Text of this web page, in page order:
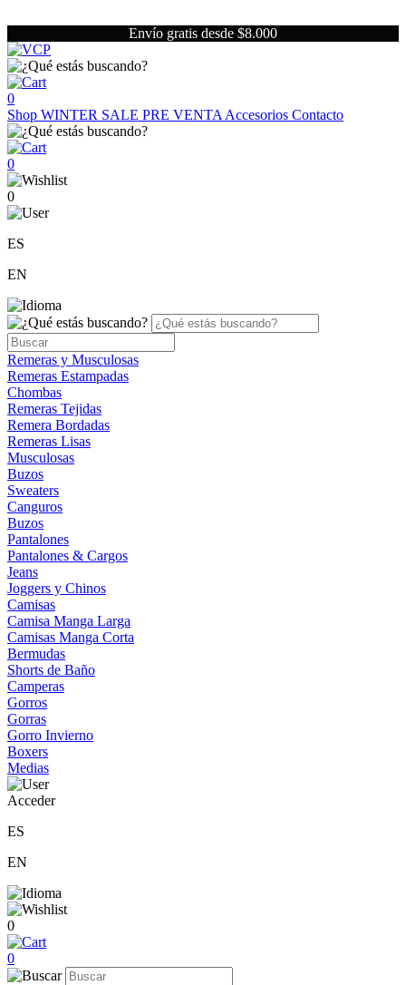
Envío gratis desde $8.000
0
Shop WINTER SALE PRE VENTA Accesorios Contacto
0
0
ES
EN
Remeras y Musculosas
Remeras Estampadas
Chombas
Remeras Tejidas
Remera Bordadas
Remeras Lisas
Musculosas
Buzos
Sweaters
Canguros
Buzos
Pantalones
Pantalones & Cargos
Jeans
Joggers y Chinos
Camisas
Camisa Manga Larga
Camisas Manga Corta
Bermudas
Shorts de Baño
Camperas
Gorros
Gorras
Gorro Invierno
Boxers
Medias
Acceder
ES
EN
0
0